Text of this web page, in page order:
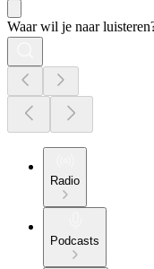
Waar wil je naar
Radio
Podcasts